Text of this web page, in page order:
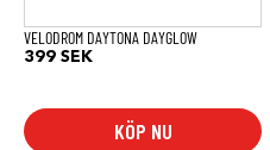
VELODROM DAYTONA DAYGLOW
399 SEK
KÖP NU